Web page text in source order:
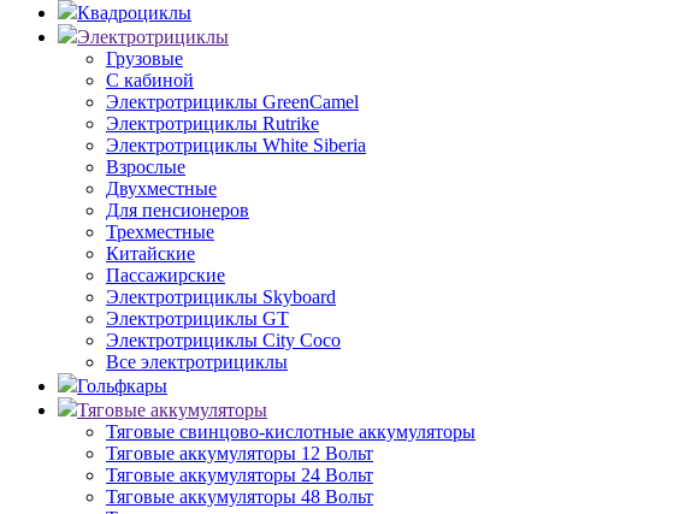
Квадроциклы
Электротрициклы
Грузовые
С кабиной
Электротрициклы GreenCamel
Электротрициклы Rutrike
Электротрициклы White Siberia
Взрослые
Двухместные
Для пенсионеров
Трехместные
Китайские
Пассажирские
Электротрициклы Skyboard
Электротрициклы GT
Электротрициклы City Coco
Все электротрициклы
Гольфкары
Тяговые аккумуляторы
Тяговые свинцово-кислотные аккумуляторы
Тяговые аккумуляторы 12 Вольт
Тяговые аккумуляторы 24 Вольт
Тяговые аккумуляторы 48 Вольт